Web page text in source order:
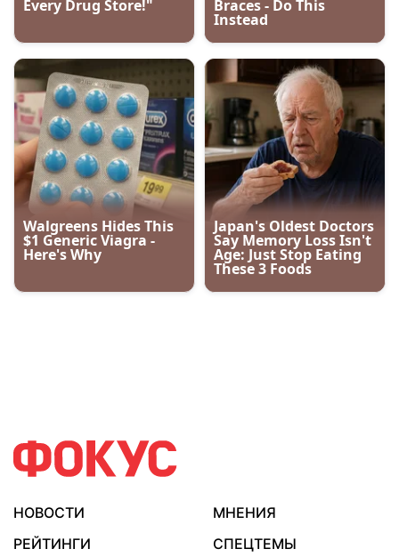
НОВОСТИ
МНЕНИЯ
РЕЙТИНГИ
СПЕЦТЕМЫ